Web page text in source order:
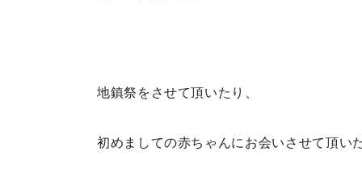
地鎮祭をさせて頂いたり、
初めましての赤ちゃんにお会いさせて頂い